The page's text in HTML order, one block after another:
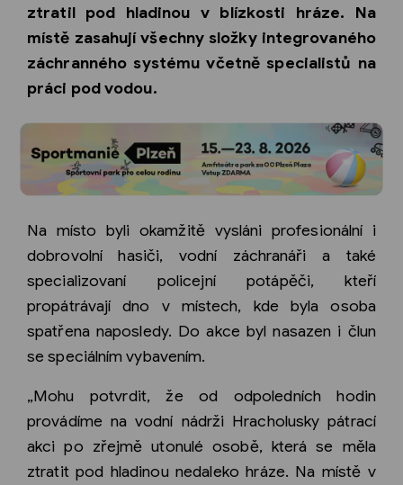
ztratil pod hladinou v blízkosti hráze. Na
místě zasahují všechny složky integrovaného
záchranného systému včetně specialistů na
práci pod vodou.
Na místo byli okamžitě vysláni profesionální i
dobrovolní hasiči, vodní záchranáři a také
specializovaní policejní potápěči, kteří
propátrávají dno v místech, kde byla osoba
spatřena naposledy. Do akce byl nasazen i člun
se speciálním vybavením.
„Mohu potvrdit, že od odpoledních hodin
provádíme na vodní nádrži Hracholusky pátrací
akci po zřejmě utonulé osobě, která se měla
ztratit pod hladinou nedaleko hráze. Na místě v